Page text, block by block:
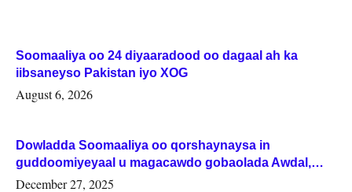
Soomaaliya oo 24 diyaaradood oo dagaal ah ka
iibsaneyso Pakistan iyo XOG
August 6, 2026
Dowladda Soomaaliya oo qorshaynaysa in
guddoomiyeyaal u magacawdo gobaolada Awdal,
Woqooyi Galbeed iyo Togdheer.
December 27, 2025